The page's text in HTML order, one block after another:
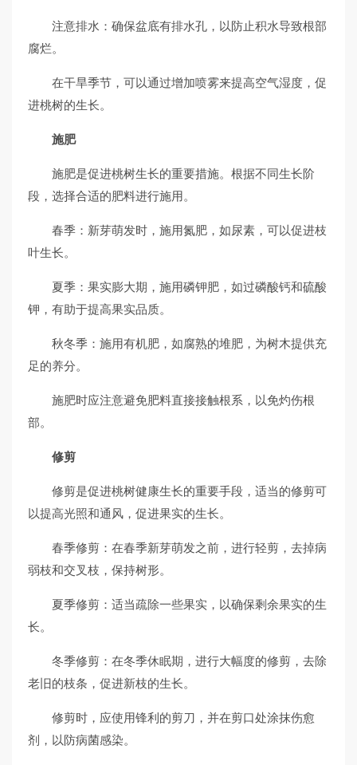
注意排水：确保盆底有排水孔，以防止积水导致根部
腐烂。
在干旱季节，可以通过增加喷雾来提高空气湿度，促
进桃树的生长。
施肥
施肥是促进桃树生长的重要措施。根据不同生长阶
段，选择合适的肥料进行施用。
春季：新芽萌发时，施用氮肥，如尿素，可以促进枝
叶生长。
夏季：果实膨大期，施用磷钾肥，如过磷酸钙和硫酸
钾，有助于提高果实品质。
秋冬季：施用有机肥，如腐熟的堆肥，为树木提供充
足的养分。
施肥时应注意避免肥料直接接触根系，以免灼伤根
部。
修剪
修剪是促进桃树健康生长的重要手段，适当的修剪可
以提高光照和通风，促进果实的生长。
春季修剪：在春季新芽萌发之前，进行轻剪，去掉病
弱枝和交叉枝，保持树形。
夏季修剪：适当疏除一些果实，以确保剩余果实的生
长。
冬季修剪：在冬季休眠期，进行大幅度的修剪，去除
老旧的枝条，促进新枝的生长。
修剪时，应使用锋利的剪刀，并在剪口处涂抹伤愈
剂，以防病菌感染。